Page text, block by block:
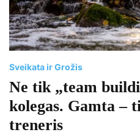
Sveikata ir Grožis
Ne tik „team
kolegas. Gamta –
treneris